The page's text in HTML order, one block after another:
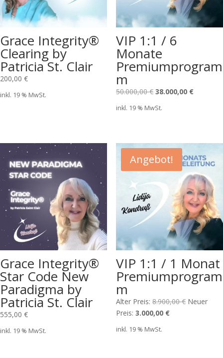
Grace Integrity®
Clearing by
Patricia St. Clair
200,00 €
inkl. 19 % MwSt.
VIP 1:1 / 6
Monate
Premiumprogram
m
50.000,00€ Ursprünglicher
38.000,00 €Aktueller
inkl. 19 % MwSt.
Grace Integrity®
Star Code New
Paradigma by
Patricia St. Clair
555,00 €
inkl. 19 % MwSt.
Angebot!
VIP 1:1 / 1 Monat
Premiumprogram
m
Alter Preis: 8.900,00€ Neuer
Preis: 3.000,00 €Aktueller
inkl. 19 % MwSt.